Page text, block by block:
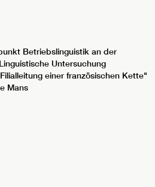
Betriebslinguistik an der
Untersuchung
einer französischen Kette"
Mans